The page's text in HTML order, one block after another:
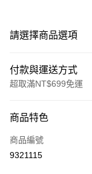
請選擇商品選項
付款與運送方式
超取滿NT$699免運
信用卡一次付款
超商取貨付款
商品特色
商品編號
9321115